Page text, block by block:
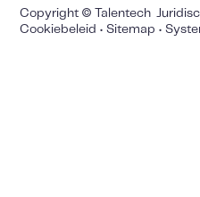
Copyright © Talentech
Cookiebeleid •Sitemap •